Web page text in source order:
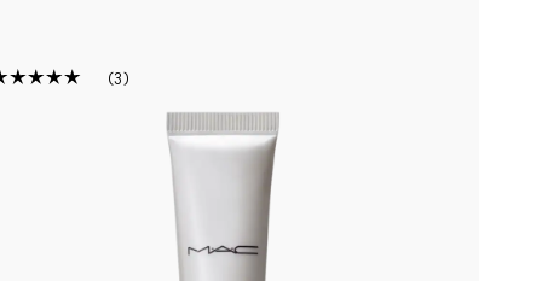
3